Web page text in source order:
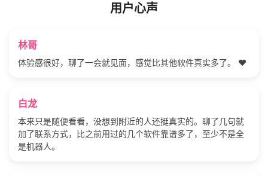
用户心声
林哥
体验感很好，聊了一会就见面，感觉比其他软件真实多了。 ❤️
白龙
本来只是随便看看，没想到附近的人还挺真实的。聊了几句就
加了联系方式，比之前用过的几个软件靠谱多了，至少不是全
是机器人。